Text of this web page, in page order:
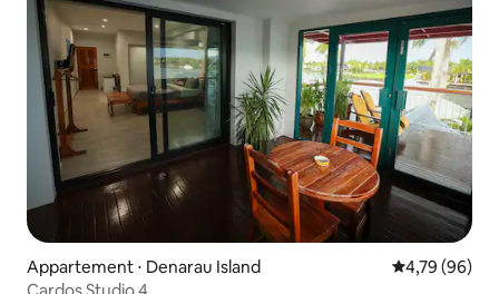
Appartement ⋅ Denarau Island Évaluation
4,79 (96)
Cardos Studio 4